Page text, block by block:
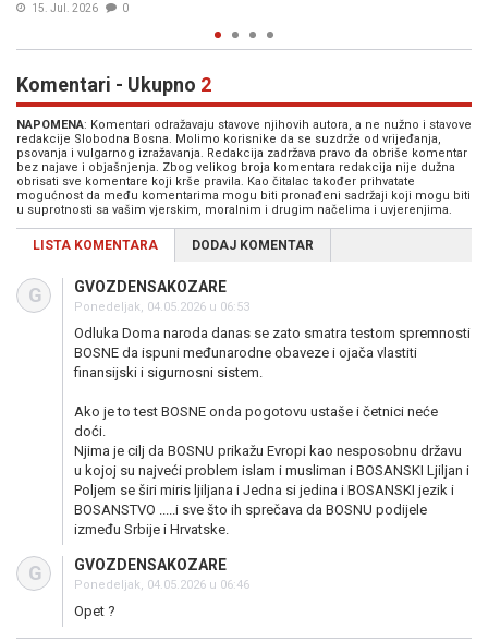
28. Jun. 2026
Komentari - Ukupno 2
NAPOMENA: Komentari odražavaju stavove njihovih autora, a ne nužno i stavove
redakcije Slobodna Bosna. Molimo korisnike da se suzdrže od vrijeđanja,
psovanja i vulgarnog izražavanja. Redakcija zadržava pravo da obriše komentar
bez najave i objašnjenja. Zbog velikog broja komentara redakcija nije dužna
obrisati sve komentare koji krše pravila. Kao čitalac također prihvatate
mogućnost da među komentarima mogu biti pronađeni sadržaji koji mogu biti
u suprotnosti sa vašim vjerskim, moralnim i drugim načelima i uvjerenjima.
LISTA KOMENTARA DODAJ KOMENTAR
G GVOZDENSAKOZARE
Ponedeljak, 04.05.2026 u 06:53
Odluka Doma naroda danas se zato smatra testom spremnosti
BOSNE da ispuni međunarodne obaveze i ojača vlastiti
finansijski i sigurnosni sistem.
Ako je to test BOSNE onda pogotovu ustaše i četnici neće
doći.
Njima je cilj da BOSNU prikažu Evropi kao nesposobnu državu
u kojoj su najveći problem islam i musliman i BOSANSKI Ljiljan i
Poljem se širi miris ljiljana i Jedna si jedina i BOSANSKI jezik i
BOSANSTVO .....i sve što ih sprečava da BOSNU podijele
između Srbije i Hrvatske.
G GVOZDENSAKOZARE
Ponedeljak, 04.05.2026 u 06:46
Opet ?